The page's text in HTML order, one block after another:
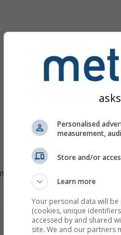
изображение
Анализируйте архивные
Personalised
measurement,
Store and/or
Learn more
Your personal data will
(cookies, unique
accessed by and shared
site. We and our partners